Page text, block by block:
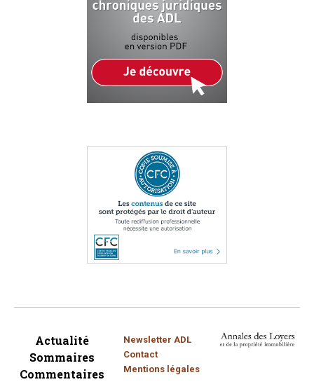
Actualité
Sommaires
Commentaires
Newsletter ADL
Contact
Mentions légales